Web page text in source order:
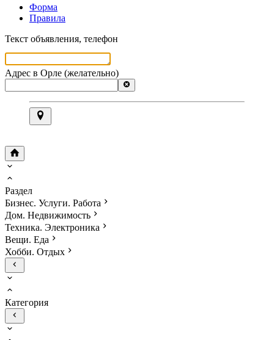
Форма
Правила
Текст объявления, телефон
Адрес в Орле (желательно)
Раздел
Бизнес. Услуги. Работа
Дом. Недвижимость
Техника. Электроника
Вещи. Еда
Хобби. Отдых
Категория